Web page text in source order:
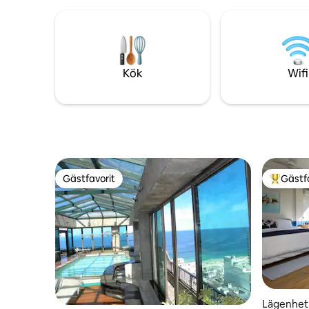
bilresa till Copacabana, Leblon och
Ipanema stranden.
som är
dig som
Kök Wifi
Gästfavorit
Gästfavorit Populär